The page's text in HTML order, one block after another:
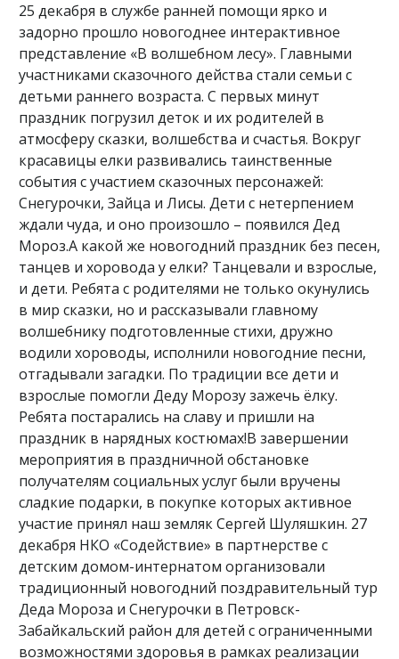
25 декабря в службе ранней помощи ярко и
задорно прошло новогоднее интерактивное
представление «В волшебном лесу». Главными
участниками сказочного действа стали семьи с
детьми раннего возраста. С первых минут
праздник погрузил деток и их родителей в
атмосферу сказки, волшебства и счастья. Вокруг
красавицы елки развивались таинственные
события с участием сказочных персонажей:
Снегурочки, Зайца и Лисы. Дети с нетерпением
ждали чуда, и оно произошло – появился Дед
Мороз.А какой же новогодний праздник без песен,
танцев и хоровода у елки? Танцевали и взрослые,
и дети. Ребята с родителями не только окунулись
в мир сказки, но и рассказывали главному
волшебнику подготовленные стихи, дружно
водили хороводы, исполнили новогодние песни,
отгадывали загадки. По традиции все дети и
взрослые помогли Деду Морозу зажечь ёлку.
Ребята постарались на славу и пришли на
праздник в нарядных костюмах!В завершении
мероприятия в праздничной обстановке
получателям социальных услуг были вручены
сладкие подарки, в покупке которых активное
участие принял наш земляк Сергей Шуляшкин. 27
декабря НКО «Содействие» в партнерстве с
детским домом-интернатом организовали
традиционный новогодний поздравительный тур
Деда Мороза и Снегурочки в Петровск-
Забайкальский район для детей с ограниченными
возможностями здоровья в рамках реализации